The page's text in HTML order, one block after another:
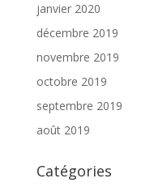
janvier 2020
décembre 2019
novembre 2019
octobre 2019
septembre 2019
août 2019
Catégories